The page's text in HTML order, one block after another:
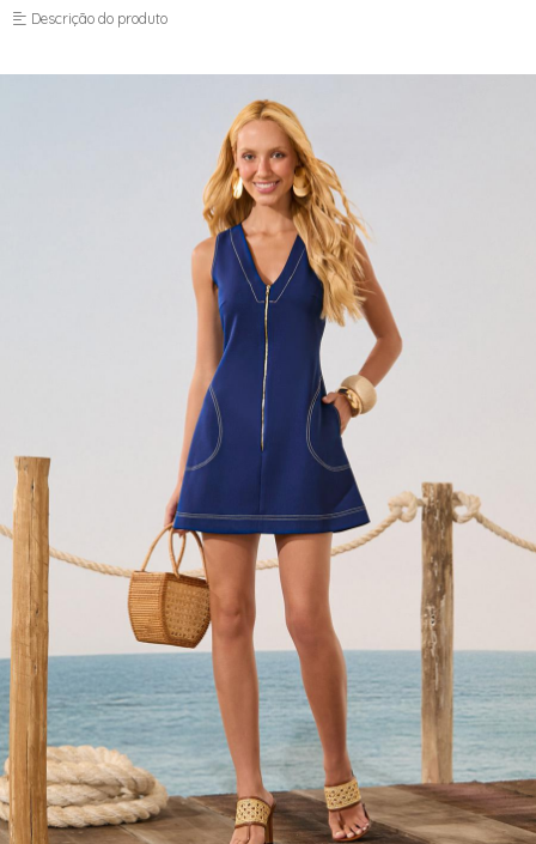
FUSEA-AGOSTO I-
LONGO-AGOSTO I-
MACAQ-AGOSTO I-
Descrição do produto